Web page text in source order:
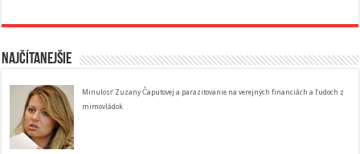
Najčítanejšie
Minulosť Zuzany Čaputovej a parazitovanie na verejných financiách a ľudoch z
mimovládok